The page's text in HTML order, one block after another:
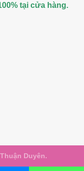
tại cửa hàng.
Duyên.